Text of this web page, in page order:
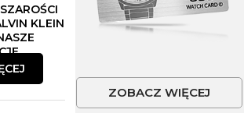
KLEIN
ZOBACZ WIĘCEJ